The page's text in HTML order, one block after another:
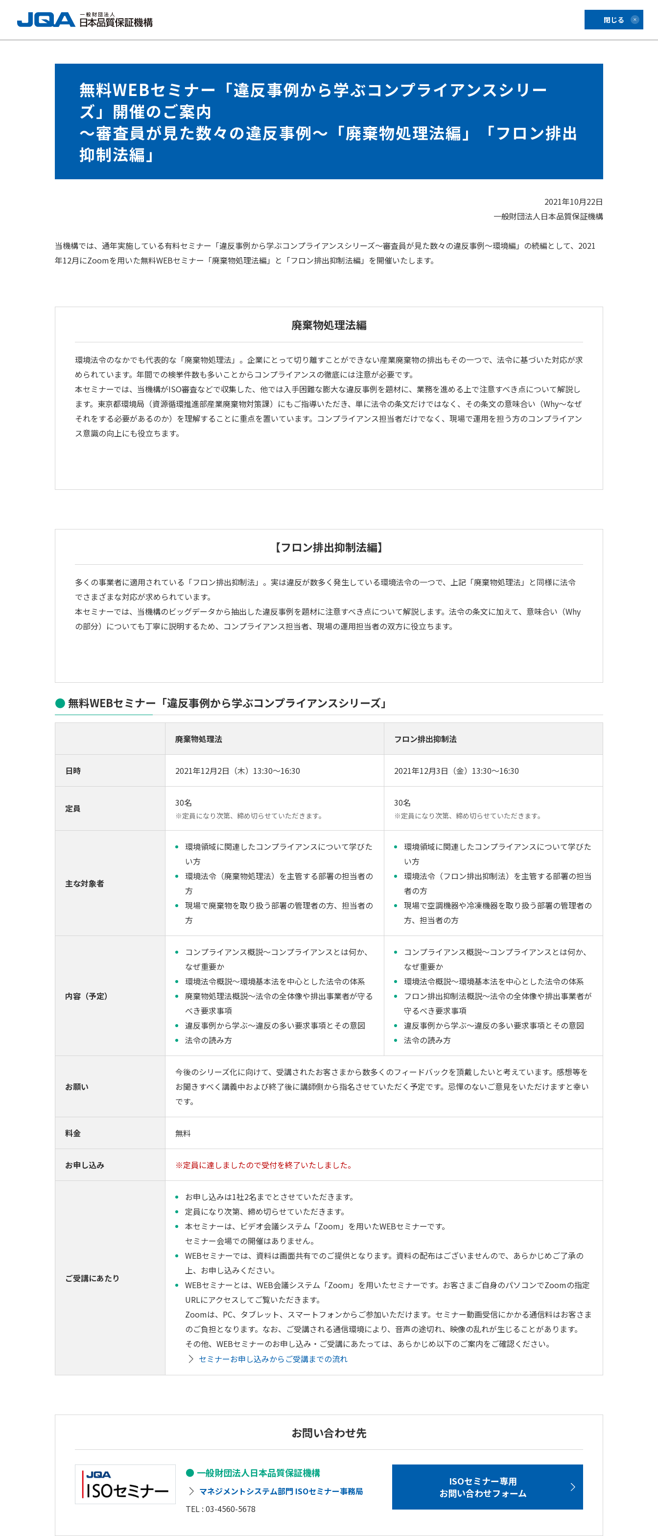
閉じる
無料WEBセミナー「違反事例から学ぶコンプライアンスシリー
ズ」開催のご案内
～審査員が見た数々の違反事例～「廃棄物処理法編」「フロン排出
抑制法編」
2021年10月22日
一般財団法人日本品質保証機構
当機構では、通年実施している有料セミナー「違反事例から学ぶコンプライアンスシリーズ～審査員が見た数々の違反事例～環境編」の続編として、2021
年12月にZoomを用いた無料WEBセミナー「廃棄物処理法編」と「フロン排出抑制法編」を開催いたします。
廃棄物処理法編
環境法令のなかでも代表的な「廃棄物処理法」。企業にとって切り離すことができない産業廃棄物の排出もその一つで、法令に基づいた対応が求
められています。年間での検挙件数も多いことからコンプライアンスの徹底には注意が必要です。
本セミナーでは、当機構がISO審査などで収集した、他では入手困難な膨大な違反事例を題材に、業務を進める上で注意すべき点について解説し
ます。東京都環境局（資源循環推進部産業廃棄物対策課）にもご指導いただき、単に法令の条文だけではなく、その条文の意味合い（Why～なぜ
それをする必要があるのか）を理解することに重点を置いています。コンプライアンス担当者だけでなく、現場で運用を担う方のコンプライアン
ス意識の向上にも役立ちます。
【フロン排出抑制法編】
多くの事業者に適用されている「フロン排出抑制法」。実は違反が数多く発生している環境法令の一つで、上記「廃棄物処理法」と同様に法令
でさまざまな対応が求められています。
本セミナーでは、当機構のビッグデータから抽出した違反事例を題材に注意すべき点について解説します。法令の条文に加えて、意味合い（Why
の部分）についても丁寧に説明するため、コンプライアンス担当者、現場の運用担当者の双方に役立ちます。
無料WEBセミナー「違反事例から学ぶコンプライアンスシリーズ」
廃棄物処理法 フロン排出抑制法
日時 2021年12月2日（木）13:30～16:30 2021年12月3日（金）13:30～16:30
定員 30名
※定員になり次第、締め切らせていただきます。
30名
※定員になり次第、締め切らせていただきます。
主な対象者
環境領域に関連したコンプライアンスについて学びた
い方
環境法令（廃棄物処理法）を主管する部署の担当者の
方
現場で廃棄物を取り扱う部署の管理者の方、担当者の
方
環境領域に関連したコンプライアンスについて学びた
い方
環境法令（フロン排出抑制法）を主管する部署の担当
者の方
現場で空調機器や冷凍機器を取り扱う部署の管理者の
方、担当者の方
内容（予定）
コンプライアンス概説～コンプライアンスとは何か、
なぜ重要か
環境法令概説～環境基本法を中心とした法令の体系
廃棄物処理法概説～法令の全体像や排出事業者が守る
べき要求事項
違反事例から学ぶ～違反の多い要求事項とその意図
法令の読み方
コンプライアンス概説～コンプライアンスとは何か、
なぜ重要か
環境法令概説～環境基本法を中心とした法令の体系
フロン排出抑制法概説～法令の全体像や排出事業者が
守るべき要求事項
違反事例から学ぶ～違反の多い要求事項とその意図
法令の読み方
お願い
今後のシリーズ化に向けて、受講されたお客さまから数多くのフィードバックを頂戴したいと考えています。感想等を
お聞きすべく講義中および終了後に講師側から指名させていただく予定です。忌憚のないご意見をいただけますと幸い
です。
料金 無料
お申し込み ※定員に達しましたので受付を終了いたしました。
ご受講にあたり
お申し込みは1社2名までとさせていただきます。
定員になり次第、締め切らせていただきます。
本セミナーは、ビデオ会議システム「Zoom」を用いたWEBセミナーです。
セミナー会場での開催はありません。
WEBセミナーでは、資料は画面共有でのご提供となります。資料の配布はございませんので、あらかじめご了承の
上、お申し込みください。
WEBセミナーとは、WEB会議システム「Zoom」を用いたセミナーです。お客さまご自身のパソコンでZoomの指定
URLにアクセスしてご覧いただきます。
Zoomは、PC、タブレット、スマートフォンからご参加いただけます。セミナー動画受信にかかる通信料はお客さま
のご負担となります。なお、ご受講される通信環境により、音声の途切れ、映像の乱れが生じることがあります。
その他、WEBセミナーのお申し込み・ご受講にあたっては、あらかじめ以下のご案内をご確認ください。
セミナーお申し込みからご受講までの流れ
お問い合わせ先
一般財団法人日本品質保証機構
マネジメントシステム部門 ISOセミナー事務局
TEL : 03-4560-5678
ISOセミナー専用
お問い合わせフォーム